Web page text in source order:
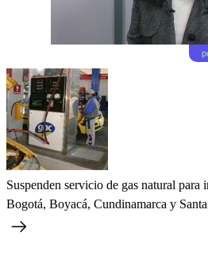
Suspenden servicio de gas natural para
Bogotá, Boyacá, Cundinamarca y